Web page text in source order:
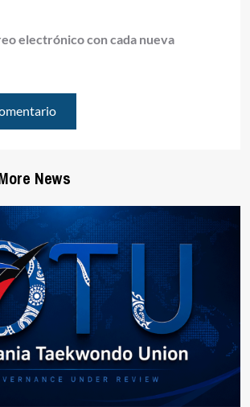
electrónico con cada nueva
News